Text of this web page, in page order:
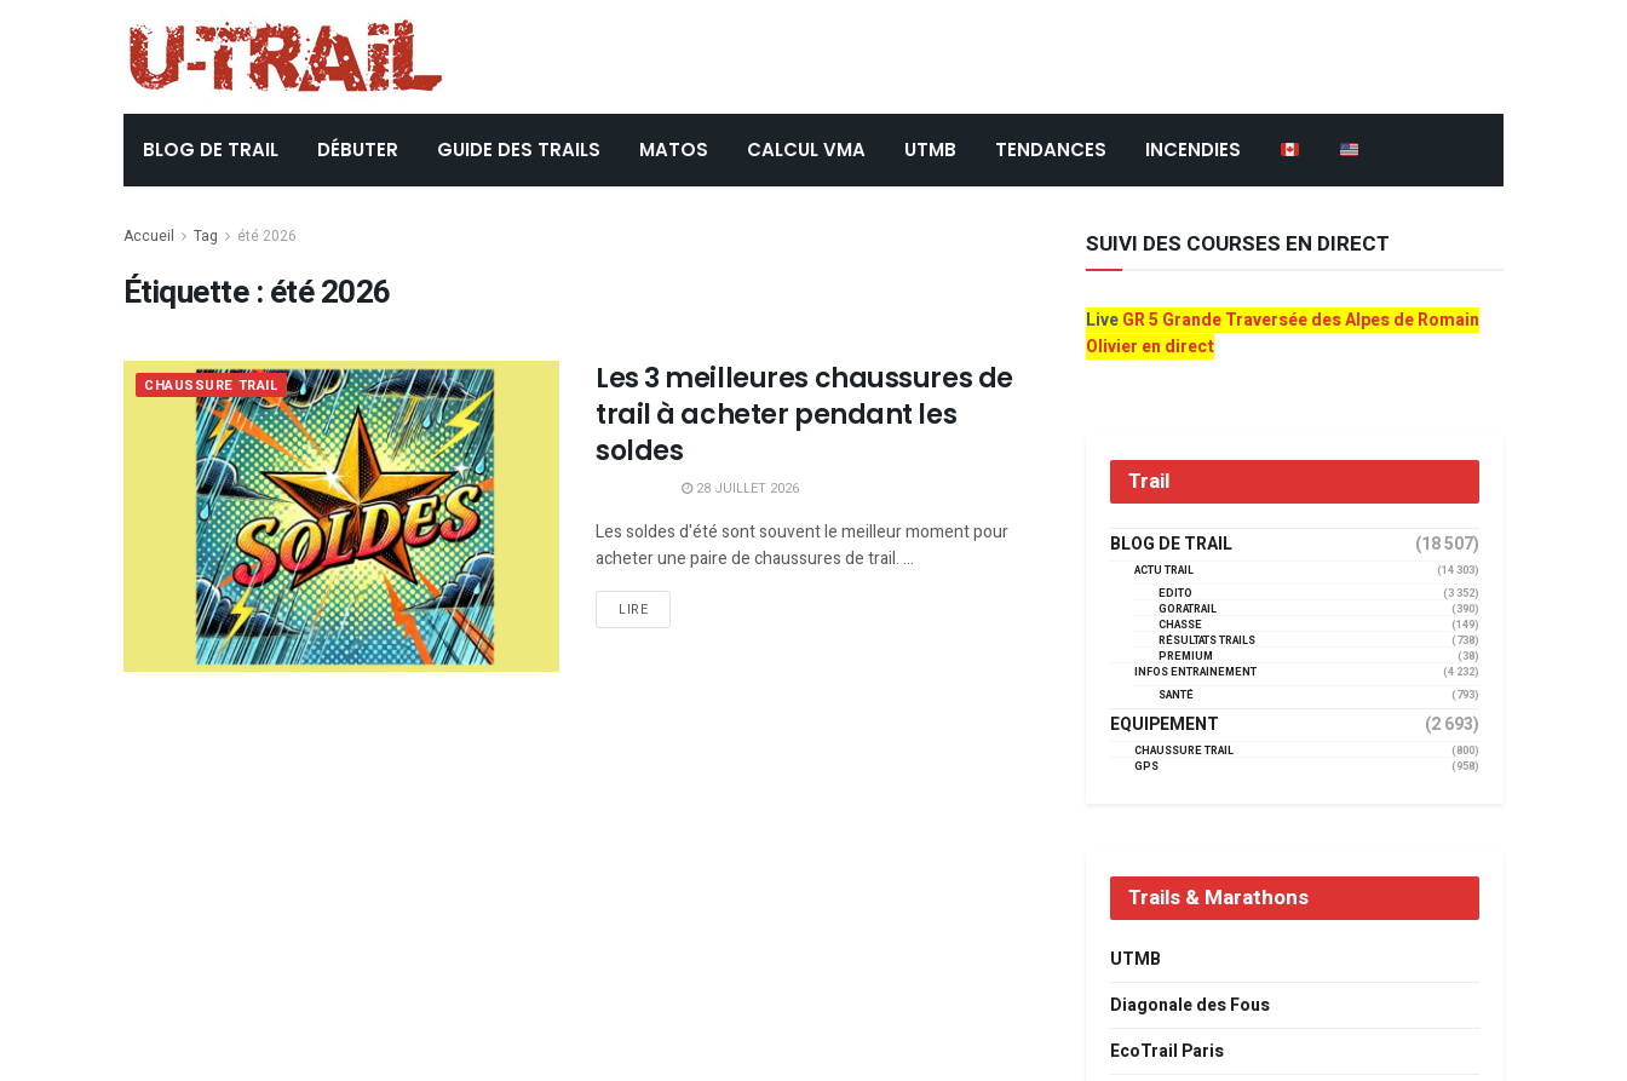
BLOG DE TRAIL DÉBUTER GUIDE DES TRAILS MATOS CALCUL VMA UTMB TENDANCES INCENDIES
Accueil Tag été 2026
Étiquette :été 2026
CHAUSSURE TRAIL
Les 3 meilleures chaussures de
trail à acheter pendant les
soldes
28 JUILLET 2026
Les soldes d'été sont souvent le meilleur moment pour
acheter une paire de chaussures de trail. ...
LIRE
SUIVI DES COURSES EN DIRECT
LiveGR 5 Grande Traversée des Alpes de Romain
Olivier en direct
Trail
BLOG DE TRAIL (18 507)
ACTU TRAIL
(14 303)
EDITO
(3 352)
GORATRAIL
(390)
CHASSE
(149)
RÉSULTATS TRAILS
(738)
PREMIUM
(38)
INFOS ENTRAINEMENT
(4 232)
SANTÉ
(793)
EQUIPEMENT (2 693)
CHAUSSURE TRAIL
(800)
GPS
(958)
Trails & Marathons
UTMB
Diagonale des Fous
EcoTrail Paris